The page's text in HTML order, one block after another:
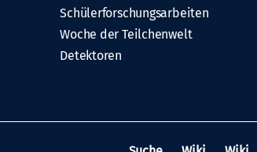
Schülerforschungsarbeiten
Woche der Teilchenwelt
Detektoren